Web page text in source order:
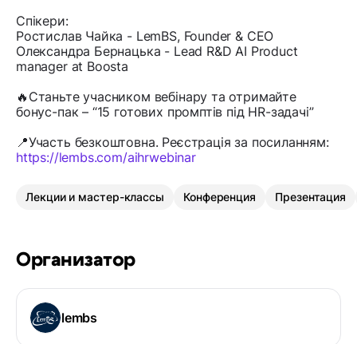
Спікери:
Ростислав Чайка - LemBS, Founder & CEO
Олександра Бернацька - Lead R&D AI Product
manager at Boosta
🔥Станьте учасником вебінару та отримайте
бонус-пак – “15 готових промптів під HR-задачі”
📍Участь безкоштовна. Реєстрація за посиланням:
https://lembs.com/aihrwebinar
Лекции и мастер-классы Конференция Презентация
Организатор
lembs